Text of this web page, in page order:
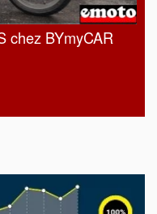
chez BYmyCAR